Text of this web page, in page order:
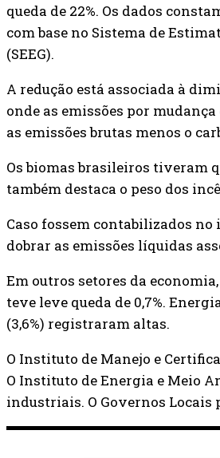
queda de 22%. Os dados
com base no Sistema de
(SEEG).
A redução está associada à
onde as emissões por
as emissões brutas menos o
Os biomas brasileiros tiveram
também destaca o peso dos
Caso fossem contabilizados
dobrar as emissões líquidas
Em outros setores da
teve leve queda de 0,7%.
(3,6%) registraram altas.
O Instituto de Manejo e
O Instituto de Energia e Meio
industriais. O Governos Locais